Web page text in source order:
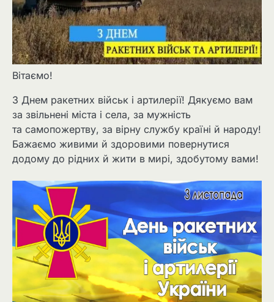
Вітаємо!
З Днем ракетних військ і артилерії! Дякуємо вам
за звільнені міста і села, за мужність
та самопожертву, за вірну службу країні й народу!
Бажаємо живими й здоровими повернутися
додому до рідних й жити в мирі, здобутому вами!